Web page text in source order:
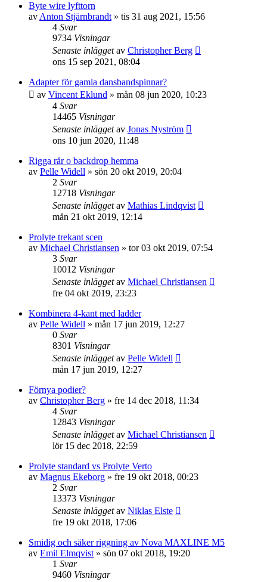
Byte wire lyfttorn
av Anton Stjärnbrandt » tis 31 aug 2021, 15:56
4 Svar
9734 Visningar
Senaste inläggetav Christopher Berg
ons 15 sep 2021, 08:04
Adapter för gamla dansbandspinnar?
av Vincent Eklund » mån 08 jun 2020, 10:23
4 Svar
14465 Visningar
Senaste inläggetav Jonas Nyström
ons 10 jun 2020, 11:48
Rigga rår o backdrop hemma
av Pelle Widell » sön 20 okt 2019, 20:04
2 Svar
12718 Visningar
Senaste inläggetav Mathias Lindqvist
mån 21 okt 2019, 12:14
Prolyte trekant scen
av Michael Christiansen » tor 03 okt 2019, 07:54
3 Svar
10012 Visningar
Senaste inläggetav Michael Christiansen
fre 04 okt 2019, 23:23
Kombinera 4-kant med ladder
av Pelle Widell » mån 17 jun 2019, 12:27
0 Svar
8301 Visningar
Senaste inläggetav Pelle Widell
mån 17 jun 2019, 12:27
Förnya podier?
av Christopher Berg » fre 14 dec 2018, 11:34
4 Svar
12843 Visningar
Senaste inläggetav Michael Christiansen
lör 15 dec 2018, 22:59
Prolyte standard vs Prolyte Verto
av Magnus Ekeborg » fre 19 okt 2018, 00:23
2 Svar
13373 Visningar
Senaste inläggetav Niklas Elste
fre 19 okt 2018, 17:06
Smidig och säker riggning av Nova MAXLINE M5
av Emil Elmqvist » sön 07 okt 2018, 19:20
1 Svar
9460 Visningar